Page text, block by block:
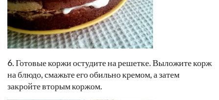
5. Пока коржи пекутся, можно приготовить крем. Для
этого взбейте миксером сметану с сахаром и ванилью.